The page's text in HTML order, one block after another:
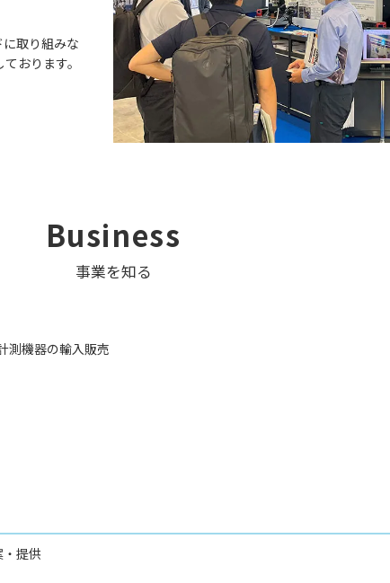
取り組みな
おります。
Business
事業を知る
測機器の輸入販売
提供